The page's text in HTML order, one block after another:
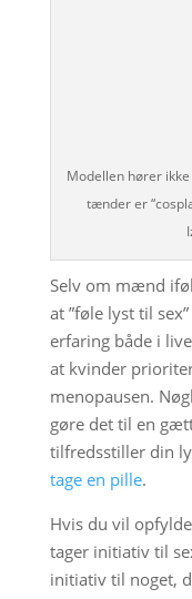
Modellen hører
tænder er
Selv om mænd
at ”føle lyst til
erfaring både i
at kvinder
menopausen.
gøre det til en
tilfredsstiller din
tage en pille.
Hvis du vil
tager initiativ til
initiativ til noget,